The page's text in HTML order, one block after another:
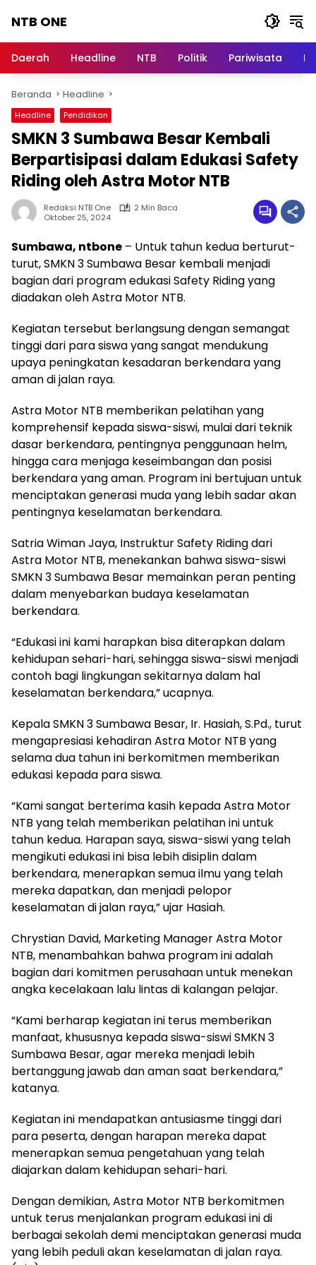
NTB ONE
dan
Berita
Lombok
Daerah Headline NTB Politik Pariwisata
Beranda Headline
Headline Pendidikan
SMKN 3 Sumbawa Besar Kembali
Berpartisipasi dalam Edukasi Safety
Riding oleh Astra Motor NTB
Redaksi NTB One
2 Min Baca
Oktober 25, 2024
Sumbawa, ntbone – Untuk tahun kedua berturut-
turut, SMKN 3 Sumbawa Besar kembali menjadi
bagian dari program edukasi Safety Riding yang
diadakan oleh Astra Motor NTB.
Kegiatan tersebut berlangsung dengan semangat
tinggi dari para siswa yang sangat mendukung
upaya peningkatan kesadaran berkendara yang
aman di jalan raya.
Astra Motor NTB memberikan pelatihan yang
komprehensif kepada siswa-siswi, mulai dari teknik
dasar berkendara, pentingnya penggunaan helm,
hingga cara menjaga keseimbangan dan posisi
berkendara yang aman. Program ini bertujuan untuk
menciptakan generasi muda yang lebih sadar akan
pentingnya keselamatan berkendara.
Satria Wiman Jaya, Instruktur Safety Riding dari
Astra Motor NTB, menekankan bahwa siswa-siswi
SMKN 3 Sumbawa Besar memainkan peran penting
dalam menyebarkan budaya keselamatan
berkendara.
“Edukasi ini kami harapkan bisa diterapkan dalam
kehidupan sehari-hari, sehingga siswa-siswi menjadi
contoh bagi lingkungan sekitarnya dalam hal
keselamatan berkendara,” ucapnya.
Kepala SMKN 3 Sumbawa Besar, Ir. Hasiah, S.Pd., turut
mengapresiasi kehadiran Astra Motor NTB yang
selama dua tahun ini berkomitmen memberikan
edukasi kepada para siswa.
“Kami sangat berterima kasih kepada Astra Motor
NTB yang telah memberikan pelatihan ini untuk
tahun kedua. Harapan saya, siswa-siswi yang telah
mengikuti edukasi ini bisa lebih disiplin dalam
berkendara, menerapkan semua ilmu yang telah
mereka dapatkan, dan menjadi pelopor
keselamatan di jalan raya,” ujar Hasiah.
Chrystian David, Marketing Manager Astra Motor
NTB, menambahkan bahwa program ini adalah
bagian dari komitmen perusahaan untuk menekan
angka kecelakaan lalu lintas di kalangan pelajar.
“Kami berharap kegiatan ini terus memberikan
manfaat, khususnya kepada siswa-siswi SMKN 3
Sumbawa Besar, agar mereka menjadi lebih
bertanggung jawab dan aman saat berkendara,”
katanya.
Kegiatan ini mendapatkan antusiasme tinggi dari
para peserta, dengan harapan mereka dapat
menerapkan semua pengetahuan yang telah
diajarkan dalam kehidupan sehari-hari.
Dengan demikian, Astra Motor NTB berkomitmen
untuk terus menjalankan program edukasi ini di
berbagai sekolah demi menciptakan generasi muda
yang lebih peduli akan keselamatan di jalan raya.